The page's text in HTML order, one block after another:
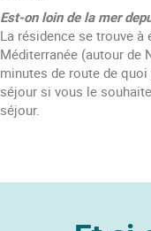
Est-on loin de la mer
La résidence se trouve à
Méditerranée (autour de
minutes de route de
séjour si vous le
séjour.